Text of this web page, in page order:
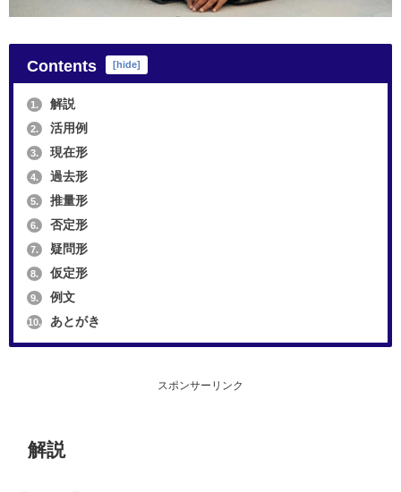
Contents [hide]
1. 解説
2. 活用例
3. 現在形
4. 過去形
5. 推量形
6. 否定形
7. 疑問形
8. 仮定形
9. 例文
10. あとがき
スポンサーリンク
解説